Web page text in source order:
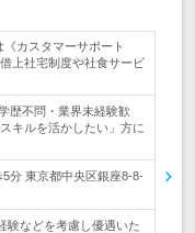
カスタマーサポート
上社宅制度や社食サービ
歴不問・業界未経験歓
キルを活かしたい」方に
分 東京都中央区銀座8-8-
験などを考慮し優遇いた